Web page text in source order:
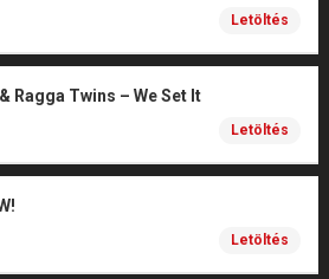
Letöltés
Ragga Twins – We Set It
Letöltés
Letöltés